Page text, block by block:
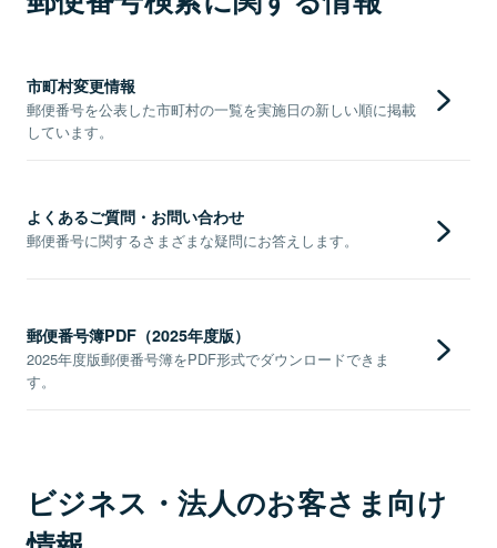
市町村変更情報
郵便番号を公表した市町村の一覧を実施日の新しい順に掲載
しています。
よくあるご質問・お問い合わせ
郵便番号に関するさまざまな疑問にお答えします。
郵便番号簿PDF（2025年度版）
2025年度版郵便番号簿をPDF形式でダウンロードできま
す。
ビジネス・法人のお客さま向け